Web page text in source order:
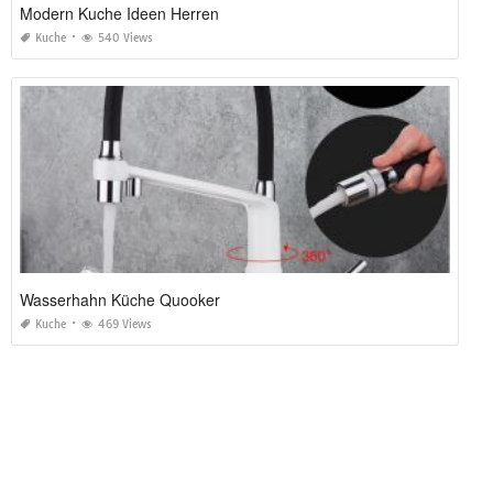
Modern Kuche Ideen Herren
Kuche 540 Views
Wasserhahn Küche Quooker
Kuche 469 Views